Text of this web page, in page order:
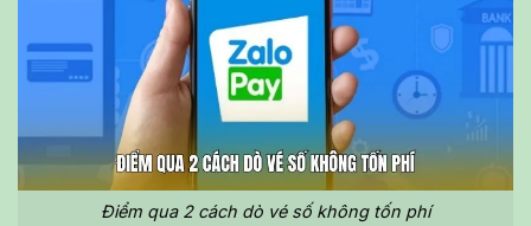
Điểm qua 2 cách dò vé số không tốn phí